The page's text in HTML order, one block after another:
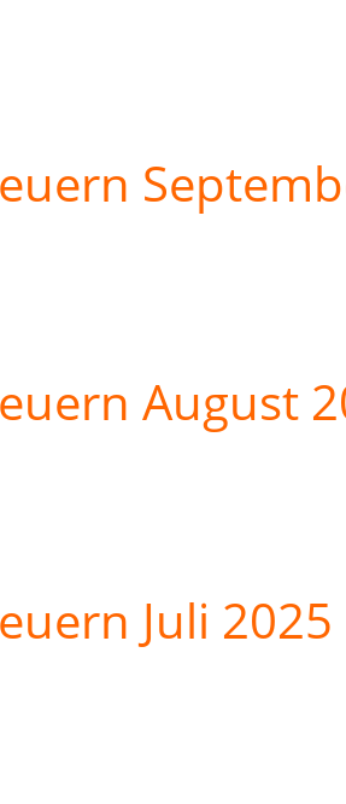
August
Juli 2025